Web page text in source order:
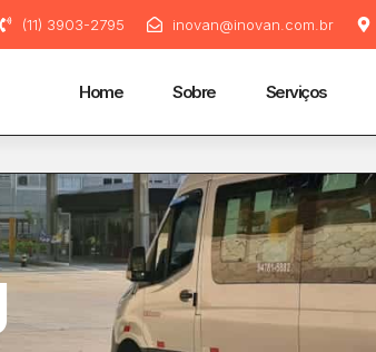
(11) 3903-2795 inovan@inovan.com.br
Home Sobre Serviços